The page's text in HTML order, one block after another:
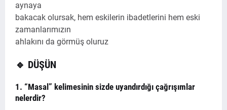
aynaya
bakacak olursak, hem eskilerin ibadetlerini hem eski
zamanlarımızın
ahlakını da görmüş oluruz
🔹 DÜŞÜN
1. “Masal” kelimesinin sizde uyandırdığı çağrışımlar
nelerdir?